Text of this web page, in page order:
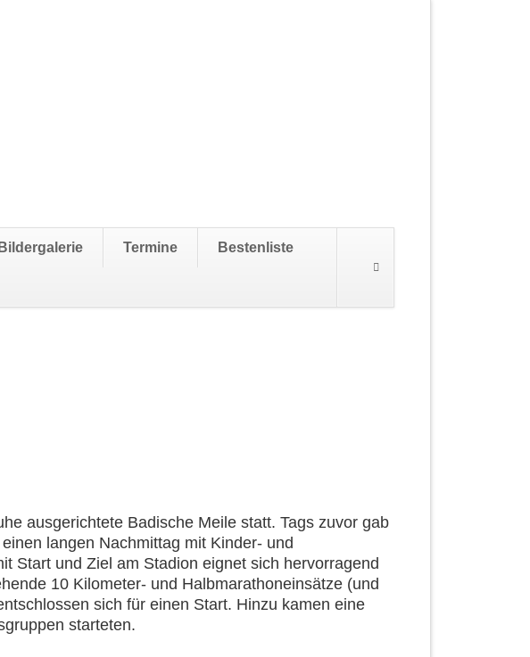
überspringen
Bildergalerie Termine Bestenliste
ausgerichtete Badische Meile statt. Tags zuvor gab
langen Nachmittag mit Kinder- und
Start und Ziel am Stadion eignet sich hervorragend
10 Kilometer- und Halbmarathoneinsätze (und
sich für einen Start. Hinzu kamen eine
starteten.